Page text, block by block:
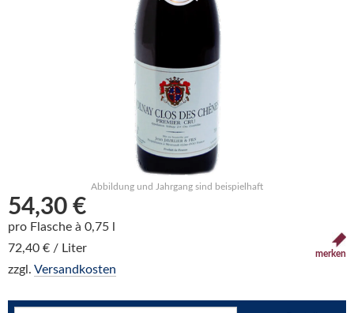
Abbildung und Jahrgang sind beispielhaft
54,30 €
pro Flasche à 0,75 l
72,40 € / Liter
zzgl. Versandkosten
merken